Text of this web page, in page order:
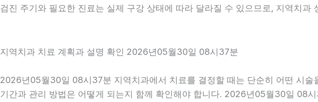
검진 주기와 필요한 진료는 실제 구강 상태에 따라 달라질 수 있으므로, 지역치
지역치과 치료 계획과 설명 확인 2026년05월30일 08시37분
2026년05월30일 08시37분 지역치과에서 치료를 결정할 때는 단순히 어떤 시
기간과 관리 방법은 어떻게 되는지 함께 확인해야 합니다. 2026년05월30일 08